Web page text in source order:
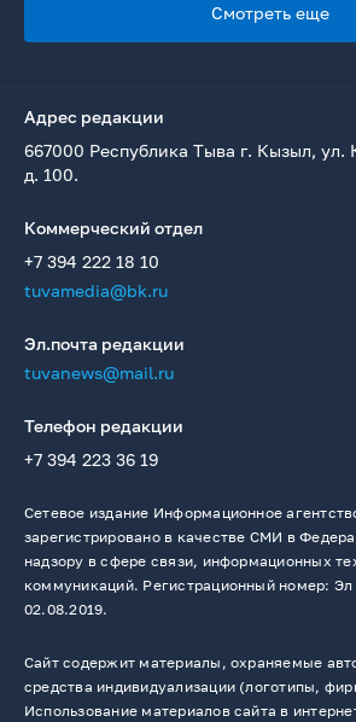
Смотреть еще
Адрес редакции
667000 Республика Тыва г. Кызыл, ул.
д. 100.
Коммерческий отдел
+7 394 222 18 10
tuvamedia@bk.ru
Эл.почта редакции
tuvanews@mail.ru
Телефон редакции
+7 394 223 36 19
Сетевое издание Информационное
зарегистрировано в качестве СМИ в
надзору в сфере связи, информационных
коммуникаций. Регистрационный номер:
02.08.2019.
Сайт содержит материалы, охраняемые
средства индивидуализации (логотипы,
Использование материалов сайта в